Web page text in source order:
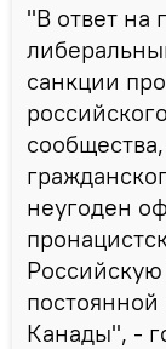
"В ответ на
санкции
неугоден
Канады", -